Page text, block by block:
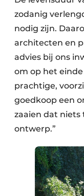
zodanig
nodig zijn.
architecten en
advies bij ons
om op het
prachtige,
goedkoop een
zaaien dat
ontwerp.”